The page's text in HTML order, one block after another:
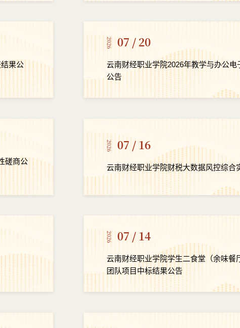
果公
2026 07 / 20
云南财经职业学院2026年教学与办公
公告
磋商公
2026 07 / 16
云南财经职业学院财税大数据风控综合
2026 07 / 14
云南财经职业学院学生二食堂（余味餐
团队项目中标结果公告